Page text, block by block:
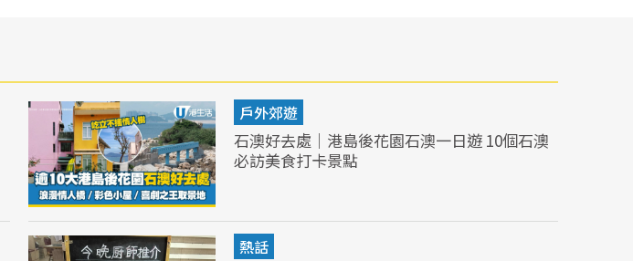
戶外郊遊
石澳好去處｜港島後花園石澳一日遊 10個石澳
必訪美食打卡景點
熱話